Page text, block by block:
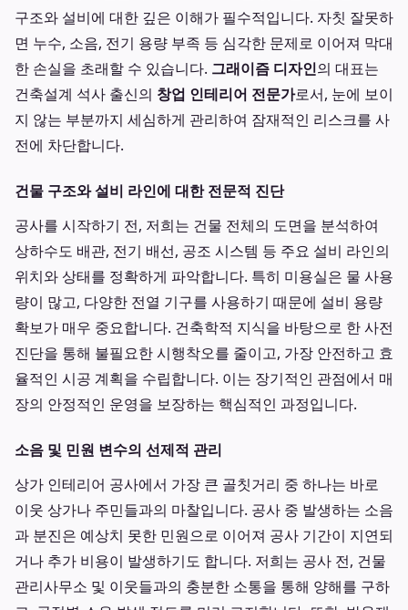
구조와 설비에 대한 깊은 이해가 필수적입니다. 자칫 잘못하
면 누수, 소음, 전기 용량 부족 등 심각한 문제로 이어져 막대
한 손실을 초래할 수 있습니다. 그래이즘 디자인의 대표는
건축설계 석사 출신의 창업 인테리어 전문가로서, 눈에 보이
지 않는 부분까지 세심하게 관리하여 잠재적인 리스크를 사
전에 차단합니다.
건물 구조와 설비 라인에 대한 전문적 진단
공사를 시작하기 전, 저희는 건물 전체의 도면을 분석하여
상하수도 배관, 전기 배선, 공조 시스템 등 주요 설비 라인의
위치와 상태를 정확하게 파악합니다. 특히 미용실은 물 사용
량이 많고, 다양한 전열 기구를 사용하기 때문에 설비 용량
확보가 매우 중요합니다. 건축학적 지식을 바탕으로 한 사전
진단을 통해 불필요한 시행착오를 줄이고, 가장 안전하고 효
율적인 시공 계획을 수립합니다. 이는 장기적인 관점에서 매
장의 안정적인 운영을 보장하는 핵심적인 과정입니다.
소음 및 민원 변수의 선제적 관리
상가 인테리어 공사에서 가장 큰 골칫거리 중 하나는 바로
이웃 상가나 주민들과의 마찰입니다. 공사 중 발생하는 소음
과 분진은 예상치 못한 민원으로 이어져 공사 기간이 지연되
거나 추가 비용이 발생하기도 합니다. 저희는 공사 전, 건물
관리사무소 및 이웃들과의 충분한 소통을 통해 양해를 구하